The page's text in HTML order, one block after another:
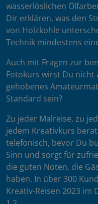
wasserlöslichen
Dir erklären, was den
von Holzkohle
Technik mindestens
Auch mit Fragen zur
Fotokurs wirst Du nicht
gehobenes
Standard sein?
Zu jeder Malreise, zu
jedem Kreativkurs
telefonisch, bevor Du
Sinn und sorgt für
die guten Noten, die
haben. In über 300
Kreativ-Reisen 2023